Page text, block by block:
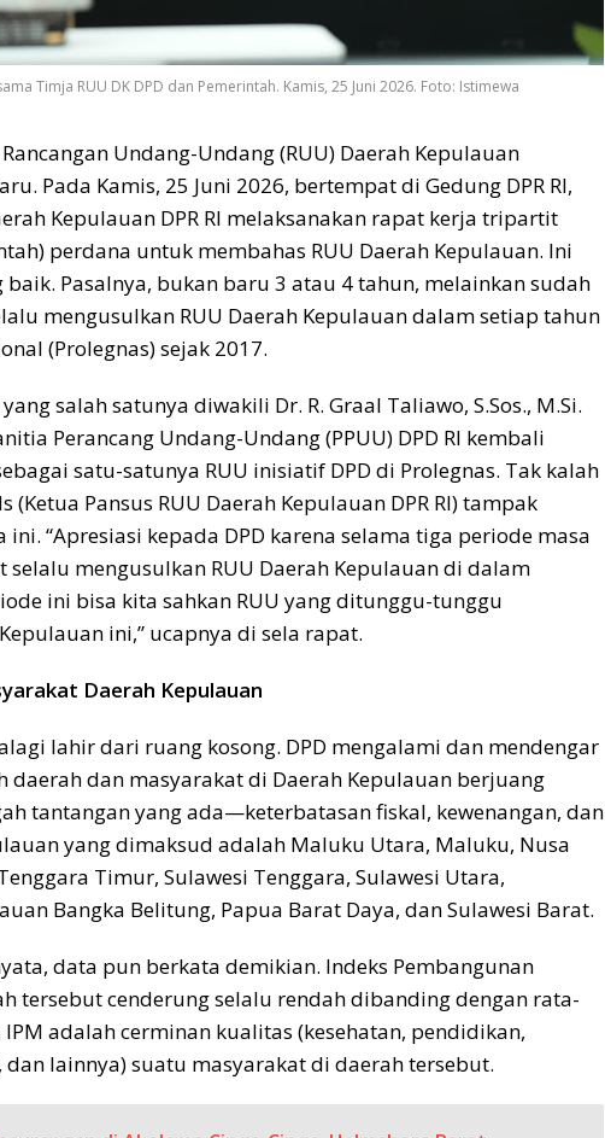
Timja RUU DK DPD dan Pemerintah. Kamis, 25 Juni 2026. Foto: Istimewa
Rancangan Undang-Undang (RUU) Daerah Kepulauan
Pada Kamis, 25 Juni 2026, bertempat di Gedung DPR RI,
Kepulauan DPR RI melaksanakan rapat kerja tripartit
perdana untuk membahas RUU Daerah Kepulauan. Ini
Pasalnya, bukan baru 3 atau 4 tahun, melainkan sudah
mengusulkan RUU Daerah Kepulauan dalam setiap tahun
(Prolegnas) sejak 2017.
salah satunya diwakili Dr. R. Graal Taliawo, S.Sos., M.Si.
Perancang Undang-Undang (PPUU) DPD RI kembali
satu-satunya RUU inisiatif DPD di Prolegnas. Tak kalah
(Ketua Pansus RUU Daerah Kepulauan DPR RI) tampak
“Apresiasi kepada DPD karena selama tiga periode masa
mengusulkan RUU Daerah Kepulauan di dalam
ini bisa kita sahkan RUU yang ditunggu-tunggu
ini,” ucapnya di sela rapat.
Daerah Kepulauan
lahir dari ruang kosong. DPD mengalami dan mendengar
daerah dan masyarakat di Daerah Kepulauan berjuang
tantangan yang ada—keterbatasan fiskal, kewenangan, dan
yang dimaksud adalah Maluku Utara, Maluku, Nusa
Timur, Sulawesi Tenggara, Sulawesi Utara,
Bangka Belitung, Papua Barat Daya, dan Sulawesi Barat.
data pun berkata demikian. Indeks Pembangunan
tersebut cenderung selalu rendah dibanding dengan rata-
adalah cerminan kualitas (kesehatan, pendidikan,
lainnya) suatu masyarakat di daerah tersebut.